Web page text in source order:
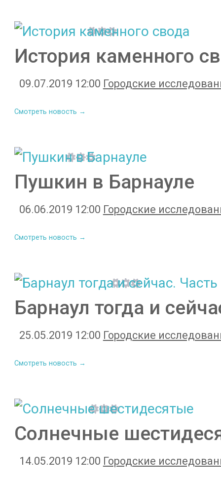
История каменного
09.07.2019 12:00 Городские
Смотреть новость →
Пушкин в Барнауле
06.06.2019 12:00 Городские
Смотреть новость →
Барнаул тогда и
25.05.2019 12:00 Городские
Смотреть новость →
Солнечные
14.05.2019 12:00 Городские